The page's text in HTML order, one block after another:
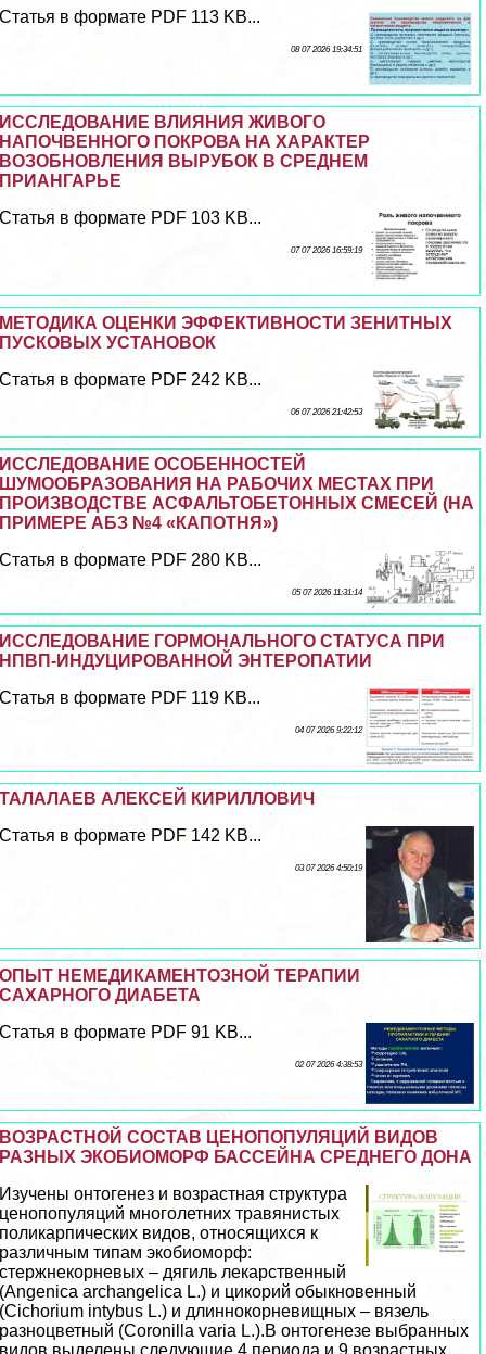
Статья в формате PDF 113 KB...
08 07 2026 19:34:51
ИССЛЕДОВАНИЕ ВЛИЯНИЯ ЖИВОГО
НАПОЧВЕННОГО ПОКРОВА НА ХАРАКТЕР
ВОЗОБНОВЛЕНИЯ ВЫРУБОК В СРЕДНЕМ
ПРИАНГАРЬЕ
Статья в формате PDF 103 KB...
07 07 2026 16:59:19
МЕТОДИКА ОЦЕНКИ ЭФФЕКТИВНОСТИ ЗЕНИТНЫХ
ПУСКОВЫХ УСТАНОВОК
Статья в формате PDF 242 KB...
06 07 2026 21:42:53
ИССЛЕДОВАНИЕ ОСОБЕННОСТЕЙ
ШУМООБРАЗОВАНИЯ НА РАБОЧИХ МЕСТАХ ПРИ
ПРОИЗВОДСТВЕ АСФАЛЬТОБЕТОННЫХ СМЕСЕЙ (НА
ПРИМЕРЕ АБЗ №4 «КАПОТНЯ»)
Статья в формате PDF 280 KB...
05 07 2026 11:31:14
ИССЛЕДОВАНИЕ ГОРМОНАЛЬНОГО СТАТУСА ПРИ
НПВП-ИНДУЦИРОВАННОЙ ЭНТЕРОПАТИИ
Статья в формате PDF 119 KB...
04 07 2026 9:22:12
ТАЛАЛАЕВ АЛЕКСЕЙ КИРИЛЛОВИЧ
Статья в формате PDF 142 KB...
03 07 2026 4:50:19
ОПЫТ НЕМЕДИКАМЕНТОЗНОЙ ТЕРАПИИ
САХАРНОГО ДИАБЕТА
Статья в формате PDF 91 KB...
02 07 2026 4:38:53
ВОЗРАСТНОЙ СОСТАВ ЦЕНОПОПУЛЯЦИЙ ВИДОВ
РАЗНЫХ ЭКОБИОМОРФ БАССЕЙНА СРЕДНЕГО ДОНА
Изучены онтогенез и возрастная структура
ценопопуляций многолетних травянистых
поликарпических видов, относящихся к
различным типам экобиоморф:
стержнекорневых – дягиль лекарственный
(Angenica archangelica L.) и цикорий обыкновенный
(Cichorium intybus L.) и длиннокорневищных – вязель
разноцветный (Coronilla varia L.).В онтогенезе выбранных
видов выделены следующие 4 периода и 9 возрастных